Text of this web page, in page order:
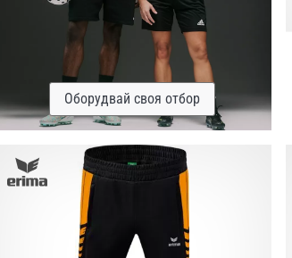
Оборудвай своя отбор